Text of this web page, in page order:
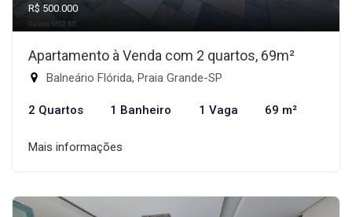
R$ 500.000
Apartamento à Venda com 2 quartos, 69m²
Balneário Flórida, Praia Grande-SP
2 Quartos 1 Banheiro 1 Vaga 69 m²
Mais informações